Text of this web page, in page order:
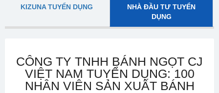
KIZUNA TUYỂN DỤNG
NHÀ ĐẦU TƯ TUYỂN
DỤNG
CÔNG TY TNHH BÁNH NGỌT CJ
VIỆT NAM TUYỂN DỤNG: 100
NHÂN VIÊN SẢN XUẤT BÁNH